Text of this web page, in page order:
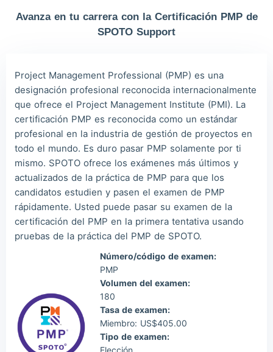
Owe*** 2026/08/06 order PMI ***
2026/08/06 order PMI ***
Wil*** 2026/08/06 order PMI ***
Luc*** 2026/08/06 order PMI ***
Mas*** 2026/08/06 order PMI ***
Avanza en tu carrera con la Certificación PMP de
SPOTO Support
Project Management Professional (PMP) es una
designación profesional reconocida internacionalmente
que ofrece el Project Management Institute (PMI). La
certificación PMP es reconocida como un estándar
profesional en la industria de gestión de proyectos en
todo el mundo. Es duro pasar PMP solamente por ti
mismo. SPOTO ofrece los exámenes más últimos y
actualizados de la práctica de PMP para que los
candidatos estudien y pasen el examen de PMP
rápidamente. Usted puede pasar su examen de la
certificación del PMP en la primera tentativa usando
pruebas de la práctica del PMP de SPOTO.
Número/código de examen:
PMP
Volumen del examen:
180
Tasa de examen:
Miembro: US$405.00
Tipo de examen:
Elección